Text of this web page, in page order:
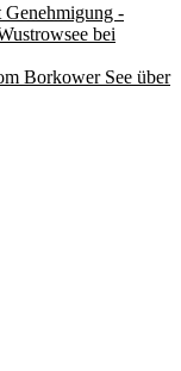
-
bei
Borkower See über